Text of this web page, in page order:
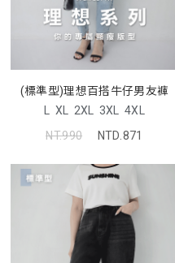
(標準型)理想百搭牛仔男友褲
L XL 2XL 3XL 4XL
NT.990
NTD.871